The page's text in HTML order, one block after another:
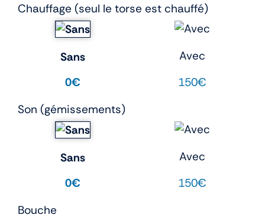
Chauffage (seul le torse est chauffé)
Sans
0€
Avec
150€
Son (gémissements)
Sans
0€
Avec
150€
Bouche